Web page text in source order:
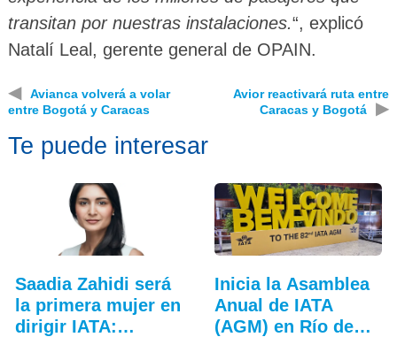
transitan por nuestras instalaciones.“, explicó
Natalí Leal, gerente general de OPAIN.
◀
Avianca volverá a volar
entre Bogotá y Caracas
Avior reactivará ruta entre
Caracas y Bogotá
▶
Te puede interesar
Saadia Zahidi será
la primera mujer en
dirigir IATA:…
Inicia la Asamblea
Anual de IATA
(AGM) en Río de